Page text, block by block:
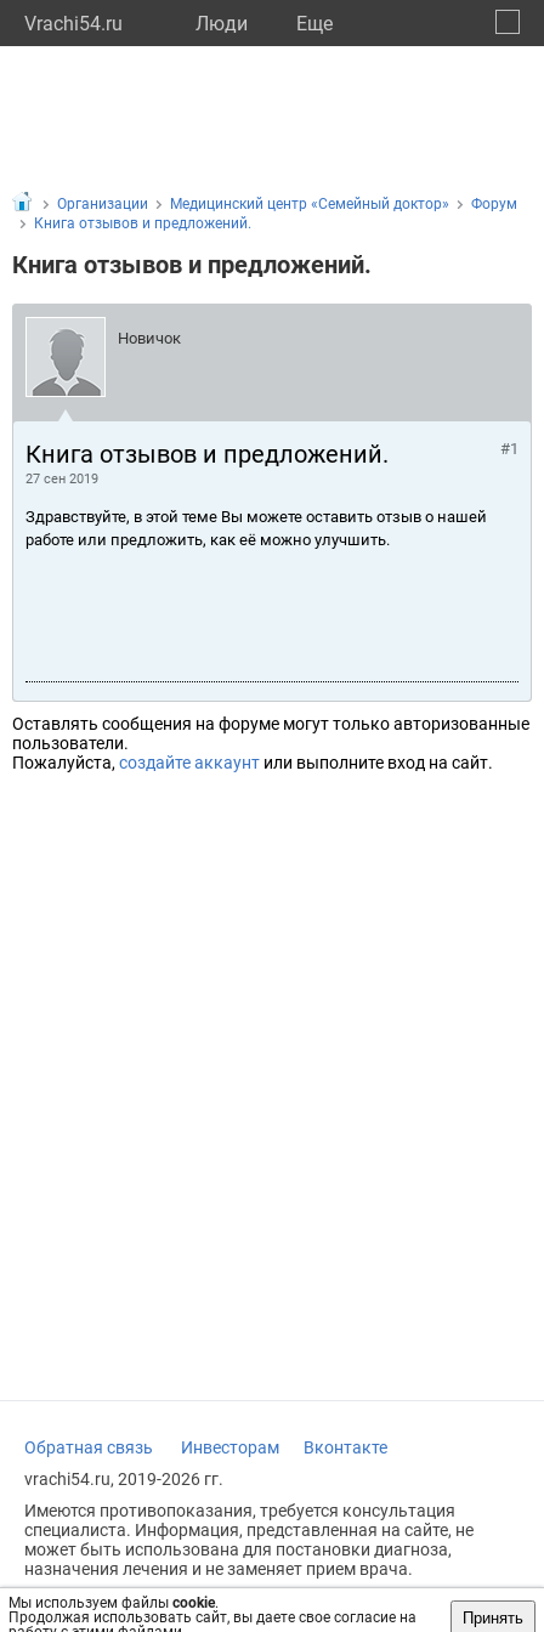
Vrachi54.ru Люди Eще
Мы используем файлы cookie.
Продолжая использовать сайт, вы даете свое согласие на
Принять
Организации Медицинский центр «Семейный доктор»
Форум
Книга отзывов и предложений.
Книга отзывов и предложений.
Новичок
Книга отзывов и предложений.
27 сен 2019
#1
Здравствуйте, в этой теме Вы можете оставить отзыв о нашей
работе или предложить, как её можно улучшить.
Оставлять сообщения на форуме могут только авторизованные
пользователи.
Пожалуйста, создайте аккаунт или выполните вход на сайт.
Обратная связь Инвесторам
Вконтакте
vrachi54.ru, 2019-2026 гг.
Имеются противопоказания, требуется консультация
специалиста. Информация, представленная на сайте, не
может быть использована для постановки диагноза,
назначения лечения и не заменяет прием врача.
Возрастное ограничение: 18+